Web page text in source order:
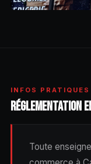
INFOS PRATIQUES
RÉGLEMENTATION
Toute